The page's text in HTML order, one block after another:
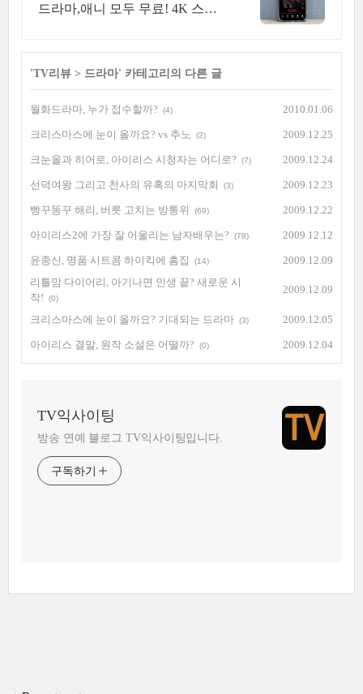
드라마,애니 모두 무료! 4K 스트
'TV리뷰 > 드라마' 카테고리의 다른 글
월화드라마, 누가 접수할까? (4) 2010.01.06
크리스마스에 눈이 올까요? vs 추노 (2) 2009.12.25
크눈올과 히어로, 아이리스 시청자는 어디로? (7) 2009.12.24
선덕여왕 그리고 천사의 유혹의 마지막회 (3) 2009.12.23
빵꾸똥꾸 해리, 버릇 고치는 방통위 (69) 2009.12.22
아이리스2에 가장 잘 어울리는 남자배우는? (78) 2009.12.12
윤종신, 명품 시트콤 하이킥에 흠집 (14)
2009.12.09
리틀맘 다이어리, 아기나면 인생 끝? 새로운 시
작!
(0)
2009.12.09
크리스마스에 눈이 올까요? 기대되는 드라마 (3) 2009.12.05
아이리스 결말, 원작 소설은 어떨까? (0) 2009.12.04
TV익사이팅
방송 연예 블로그 TV익사이팅입니다.
구독하기